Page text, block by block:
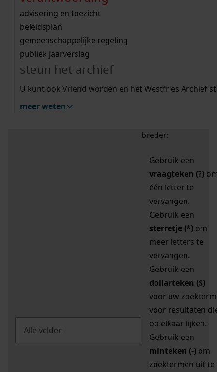
bouwvergunningen
omgevingsvergunningen
vergunningen
beeld en geluid
uitleg nodig?
Wij helpen u op weg met een aantal zoektips.
bekijk alle zoektips
Wij helpen u op weg met een aantal zoektips.
bekijk alle zoektips
bekijk ons geschiedenislokaal
advisering en toezicht
beleidsplan
gemeenschappelijke regeling
publiek jaarverslag
steun het archief
U kunt ook Vriend worden en het Westfries Archief
meer weten
zoektips
Mijn Studiezaal (inloggen)
uw zoekopdracht te
breder:
Gebruik een
vraagteken (?)
één letter te
vervangen.
Gebruik een
sterretje (*) om
meer letters te
vervangen.
Gebruik een
dollarteken ($)
voor uw zoekterm
voor resultaten
op elkaar lijken.
Gebruik een
minteken (-) om
zoektermen uit te